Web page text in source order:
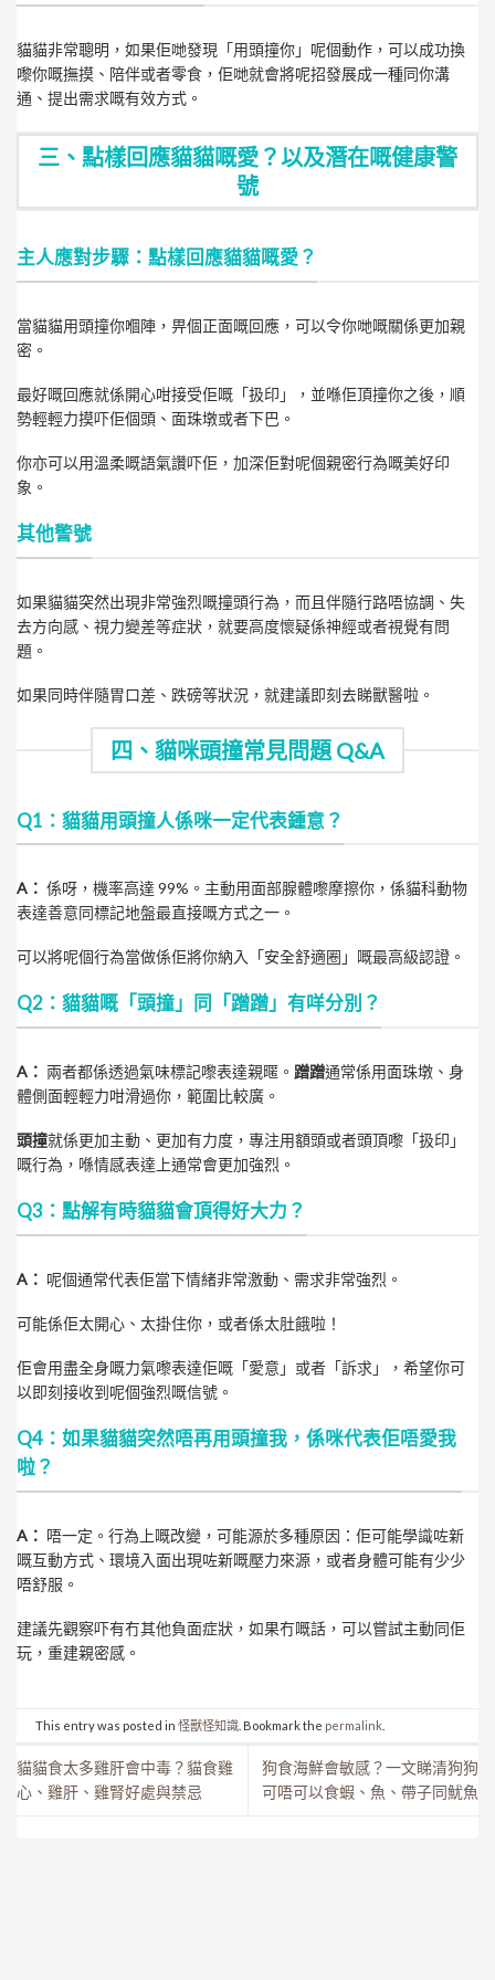
貓貓非常聰明，如果佢哋發現「用頭撞你」呢個動作，可以成功換
嚟你嘅撫摸、陪伴或者零食，佢哋就會將呢招發展成一種同你溝
通、提出需求嘅有效方式。
三、點樣回應貓貓嘅愛？以及潛在嘅健康警
號
主人應對步驟：點樣回應貓貓嘅愛？
當貓貓用頭撞你嗰陣，畀個正面嘅回應，可以令你哋嘅關係更加親
密。
最好嘅回應就係開心咁接受佢嘅「扱印」，並喺佢頂撞你之後，順
勢輕輕力摸吓佢個頭、面珠墩或者下巴。
你亦可以用溫柔嘅語氣讚吓佢，加深佢對呢個親密行為嘅美好印
象。
其他警號
如果貓貓突然出現非常強烈嘅撞頭行為，而且伴隨行路唔協調、失
去方向感、視力變差等症狀，就要高度懷疑係神經或者視覺有問
題。
如果同時伴隨胃口差、跌磅等狀況，就建議即刻去睇獸醫啦。
四、貓咪頭撞常見問題 Q&A
Q1：貓貓用頭撞人係咪一定代表鍾意？
A： 係呀，機率高達 99%。主動用面部腺體嚟摩擦你，係貓科動物
表達善意同標記地盤最直接嘅方式之一。
可以將呢個行為當做係佢將你納入「安全舒適圈」嘅最高級認證。
Q2：貓貓嘅「頭撞」同「蹭蹭」有咩分別？
A： 兩者都係透過氣味標記嚟表達親暱。 蹭蹭通常係用面珠墩、身
體側面輕輕力咁滑過你，範圍比較廣。
頭撞就係更加主動、更加有力度，專注用額頭或者頭頂嚟「扱印」
嘅行為，喺情感表達上通常會更加強烈。
Q3：點解有時貓貓會頂得好大力？
A： 呢個通常代表佢當下情緒非常激動、需求非常強烈。
可能係佢太開心、太掛住你，或者係太肚餓啦！
佢會用盡全身嘅力氣嚟表達佢嘅「愛意」或者「訴求」，希望你可
以即刻接收到呢個強烈嘅信號。
Q4：如果貓貓突然唔再用頭撞我，係咪代表佢唔愛我
啦？
A： 唔一定。行為上嘅改變，可能源於多種原因：佢可能學識咗新
嘅互動方式、環境入面出現咗新嘅壓力來源，或者身體可能有少少
唔舒服。
建議先觀察吓有冇其他負面症狀，如果冇嘅話，可以嘗試主動同佢
玩，重建親密感。
This entry was posted in 怪獸怪知識. Bookmark the permalink.
貓貓食太多雞肝會中毒？貓食雞
心、雞肝、雞腎好處與禁忌
狗食海鮮會敏感？一文睇清狗狗
可唔可以食蝦、魚、帶子同魷魚